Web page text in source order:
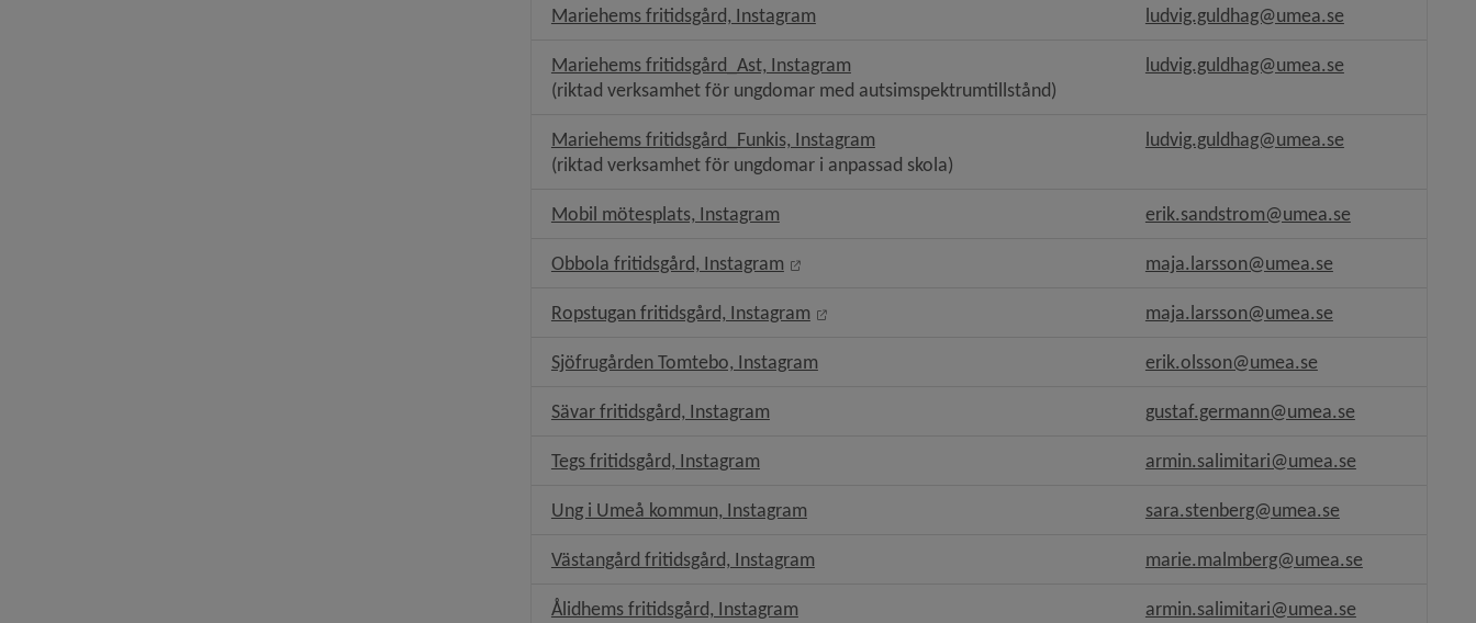
Mariehems fritidsgård, InstagramLänk till annan webbplats. ludvig.guldhag@umea.se
Mariehems fritidsgård_Ast, InstagramLänk till annan webbplats.
(riktad verksamhet för ungdomar med autsimspektrumtillstånd)
ludvig.guldhag@umea.se
Mariehems fritidsgård_Funkis, InstagramLänk till annan webbplats.
(riktad verksamhet för ungdomar i anpassad skola)
ludvig.guldhag@umea.se
Mobil mötesplats, InstagramLänk till annan webbplats. erik.sandstrom@umea.se
Obbola fritidsgård, Instagram Länk till annan webbplats, öppnas i nytt fönster.maja.larsson@umea.se
Ropstugan fritidsgård, Instagram Länk till annan webbplats, öppnas i nytt fönster.maja.larsson@umea.se
Sjöfrugården Tomtebo, InstagramLänk till annan webbplats. erik.olsson@umea.se
Sävar fritidsgård, InstagramLänk till annan webbplats. gustaf.germann@umea.se
Tegs fritidsgård, InstagramLänk till annan webbplats. armin.salimitari@umea.se
Ung i Umeå kommun, InstagramLänk till annan webbplats. sara.stenberg@umea.se
Västangård fritidsgård, InstagramLänk till annan webbplats. marie.malmberg@umea.se
Ålidhems fritidsgård, InstagramLänk till annan webbplats. armin.salimitari@umea.se